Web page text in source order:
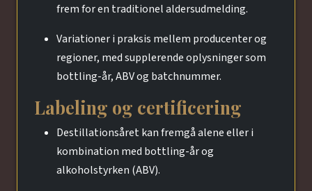
frem for en traditionel aldersudmelding.
Variationer i praksis mellem producenter og
regioner, med supplerende oplysninger som
bottling-år, ABV og batchnummer.
Labeling og certificering
Destillationsåret kan fremgå alene eller i
kombination med bottling-år og
alkoholstyrken (ABV).